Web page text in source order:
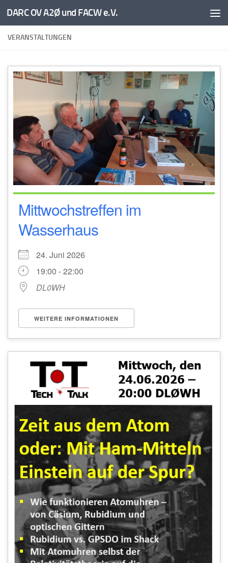
Unter dem Inhalt
DARC OV A2Ø und FACW e.V.
VERANSTALTUNGEN
Mittwochstreffen im
Wasserhaus
24. Juni 2026
19:00 - 22:00
DL0WH
WEITERE INFORMATIONEN